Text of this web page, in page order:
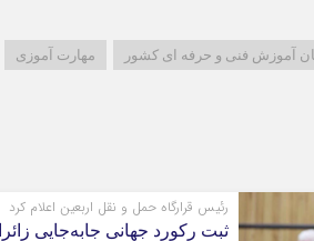
آموزش فنی و حرفه ای کشور
مهارت آموزی
رئیس قرارگاه حمل و نقل اربعین اعلام کرد
ثبت رکورد جهانی جابه‌جایی